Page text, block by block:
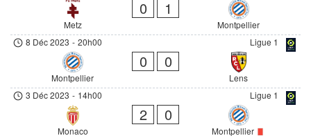
Metz
0 1
Montpellier
Ligue 1
8 Déc 2023 - 20h00
Montpellier
0 0
Lens
Ligue 1
3 Déc 2023 - 14h00
Monaco
2 0
Montpellier